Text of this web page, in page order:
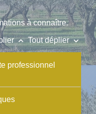
à connaître.
keyboard_arrow_up Tout déplierkeyboard_arrow_down
professionnel